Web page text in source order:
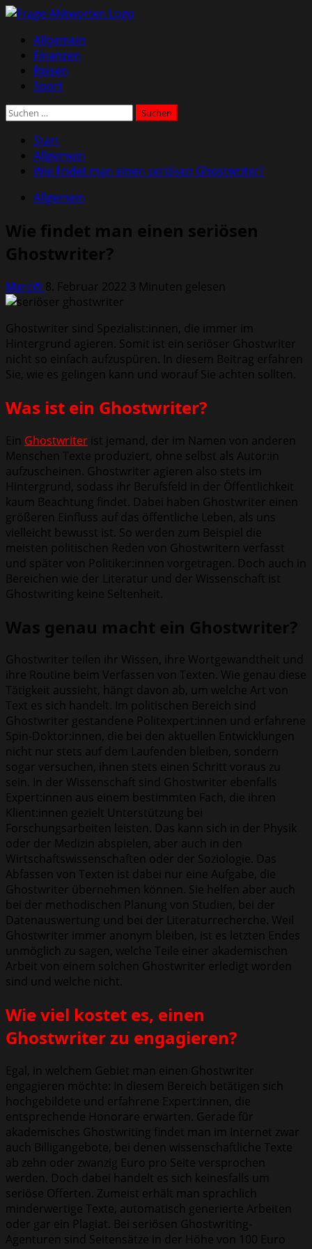
Zum
springen
Primäres
Menü
Allgemein
Finanzen
Reisen
Sport
Suchen
Start
Allgemein
Wie findet man einen seriösen Ghostwriter?
Allgemein
Wie findet man einen seriösen
Ghostwriter?
MarcW 8. Februar 2022 3 Minuten gelesen
Ghostwriter sind Spezialist:innen, die immer im
Hintergrund agieren. Somit ist ein seriöser Ghostwriter
nicht so einfach aufzuspüren. In diesem Beitrag erfahren
Sie, wie es gelingen kann und worauf Sie achten sollten.
Was ist ein Ghostwriter?
Ein Ghostwriter ist jemand, der im Namen von anderen
Menschen Texte produziert, ohne selbst als Autor:in
aufzuscheinen. Ghostwriter agieren also stets im
Hintergrund, sodass ihr Berufsfeld in der Öffentlichkeit
kaum Beachtung findet. Dabei haben Ghostwriter einen
größeren Einfluss auf das öffentliche Leben, als uns
vielleicht bewusst ist. So werden zum Beispiel die
meisten politischen Reden von Ghostwritern verfasst
und später von Politiker:innen vorgetragen. Doch auch in
Bereichen wie der Literatur und der Wissenschaft ist
Ghostwriting keine Seltenheit.
Was genau macht ein Ghostwriter?
Ghostwriter teilen ihr Wissen, ihre Wortgewandtheit und
ihre Routine beim Verfassen von Texten. Wie genau diese
Tätigkeit aussieht, hängt davon ab, um welche Art von
Text es sich handelt. Im politischen Bereich sind
Ghostwriter gestandene Politexpert:innen und erfahrene
Spin-Doktor:innen, die bei den aktuellen Entwicklungen
nicht nur stets auf dem Laufenden bleiben, sondern
sogar versuchen, ihnen stets einen Schritt voraus zu
sein. In der Wissenschaft sind Ghostwriter ebenfalls
Expert:innen aus einem bestimmten Fach, die ihren
Klient:innen gezielt Unterstützung bei
Forschungsarbeiten leisten. Das kann sich in der Physik
oder der Medizin abspielen, aber auch in den
Wirtschaftswissenschaften oder der Soziologie. Das
Abfassen von Texten ist dabei nur eine Aufgabe, die
Ghostwriter übernehmen können. Sie helfen aber auch
bei der methodischen Planung von Studien, bei der
Datenauswertung und bei der Literaturrecherche. Weil
Ghostwriter immer anonym bleiben, ist es letzten Endes
unmöglich zu sagen, welche Teile einer akademischen
Arbeit von einem solchen Ghostwriter erledigt worden
sind und welche nicht.
Wie viel kostet es, einen
Ghostwriter zu engagieren?
Egal, in welchem Gebiet man einen Ghostwriter
engagieren möchte: In diesem Bereich betätigen sich
hochgebildete und erfahrene Expert:innen, die
entsprechende Honorare erwarten. Gerade für
akademisches Ghostwriting findet man im Internet zwar
auch Billigangebote, bei denen wissenschaftliche Texte
ab zehn oder zwanzig Euro pro Seite versprochen
werden. Doch dabei handelt es sich keinesfalls um
seriöse Offerten. Zumeist erhält man sprachlich
minderwertige Texte, automatisch generierte Arbeiten
oder gar ein Plagiat. Bei seriösen Ghostwriting-
Agenturen sind Seitensätze in der Höhe von 100 Euro